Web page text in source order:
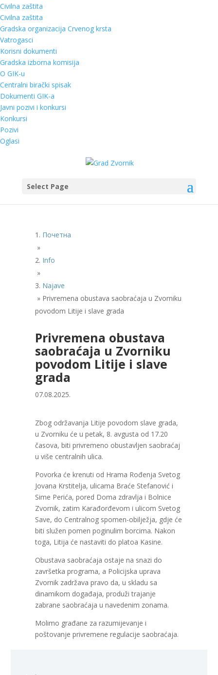
Civilna zaštita
Civilna zaštita
Gradska organizacija Crvenog krsta
Vatrogasci
Korisni dokumenti
Gradska izborna komisija
O GIK-u
Centralni birački spisak
Dokumenti GIK-a
Javni pozivi i konkursi
Konkursi
Pozivi
Oglasi
Select Page
Почетна
»
Info
»
Najave
» Privremena obustava saobraćaja u Zvorniku
povodom Litije i slave grada
Privremena obustava
saobraćaja u Zvorniku
povodom Litije i slave
grada
07.08.2025.
Zbog održavanja Litije povodom slave grada,
u Zvorniku će u petak, 8. avgusta od 17.20
časova, biti privremeno obustavljen saobraćaj
u više centralnih ulica.
Povorka će krenuti od Hrama Rođenja Svetog
Jovana Krstitelja, ulicama Braće Stefanović i
Sime Perića, pored Doma zdravlja i Bolnice
Zvornik, zatim Karađorđevom i ulicom Svetog
Save, do Centralnog spomen-obilježja, gdje će
biti služen pomen poginulim borcima. Nakon
toga, Litija će nastaviti do platoa Kasine.
Obustava saobraćaja ostaje na snazi do
završetka programa, a Policijska uprava
Zvornik zadržava pravo da, u skladu sa
dinamikom događaja, produži trajanje
zabrane saobraćaja u navedenim zonama.
Molimo građane za razumijevanje i
poštovanje privremene regulacije saobraćaja.